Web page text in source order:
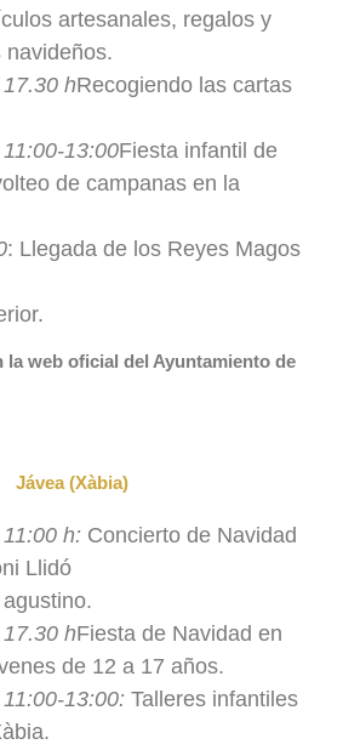
artesanales, regalos y
navideños.
hRecogiendo las cartas
13:00Fiesta infantil de
de campanas en la
: Llegada de los Reyes Magos
la web oficial del Ayuntamiento de
Jávea (Xàbia)
h: Concierto de Navidad
Llidó
hFiesta de Navidad en
de 12 a 17 años.
13:00: Talleres infantiles